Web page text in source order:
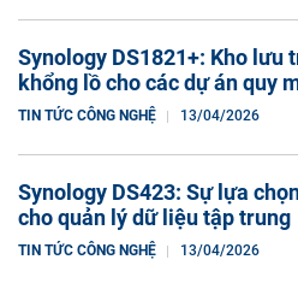
Synology DS1821+: Kho lưu
khổng lồ cho các dự án quy
TIN TỨC CÔNG NGHỆ 13/04/2026
Synology DS423: Sự lựa
cho quản lý dữ liệu tập trung
TIN TỨC CÔNG NGHỆ 13/04/2026